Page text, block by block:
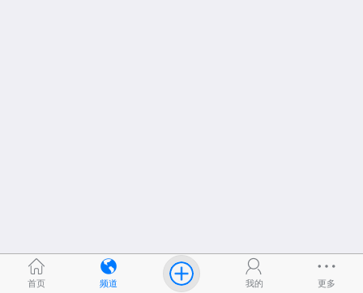
首页 频道 我的 更多